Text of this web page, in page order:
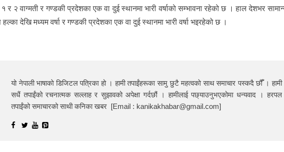
र २ वाग्मती र गण्डकी प्रदेशका एक वा दुई स्थानमा भारी वर्षाको सम्भावना रहेको छ । हाल देशभर
देखि मध्यम वर्षा र गण्डकी प्रदेशका एक वा दुई स्थानमा भारी वर्षा भइरहेको छ ।
यो नेपाली भाषाको डिजिटल पत्रिका हो । हामी तपाईंहरूका सामु छुटै महत्वको साथ समाचार पस्कदै छौँँ । हामी
सधैं तपाईंको रचनात्मक सल्लाह र सुझावको अपेक्षा गर्दछौं । हामीलाई पछ्याउनुभएकोमा धन्यवाद । हरपल
तपाईंको समाचारको साथी कनिका खबर [Email : kanikakhabar@gmail.com]